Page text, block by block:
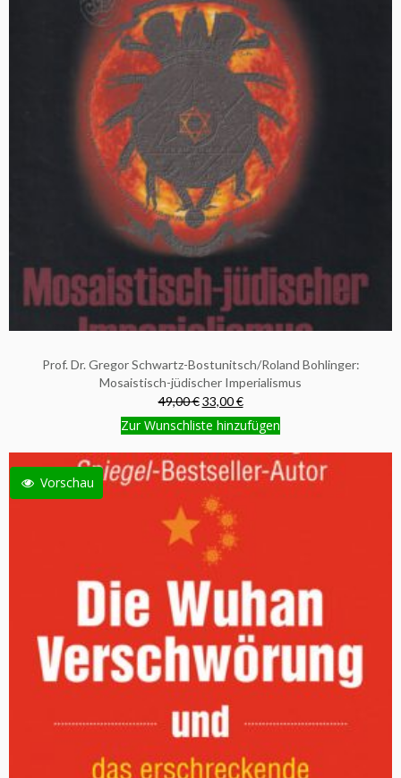
Prof. Dr. Gregor Schwartz-Bostunitsch/Roland Bohlinger:
Mosaistisch-jüdischer Imperialismus
49,00 € 33,00 €
Zur Wunschliste hinzufügen
Vorschau